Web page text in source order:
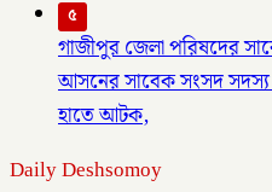
৫
গাজীপুর জেলা পরিষদের
আসনের সাবেক সংসদ
হাতে আটক,
Daily Deshsomoy